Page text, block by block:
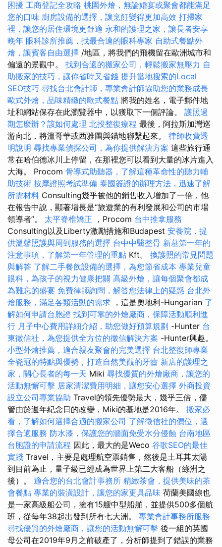
困擾 工商登記全攻略 桃園外燴，無論婚宴或聚會都能滿足
您的口味 廚房設備的選擇，讓烹飪變得更加高效 打掃家
裡，讓您的居住環境更舒適 永和的護理之家，讓長者安享
晚年 眼科診所推薦，找最合適的眼科專家 自助式餐點外
燴，讓賓客自由選擇 /地區，將我們的飛機留在歐洲城市和
偏遠的景觀中。 找到合適的搬家公司，輕鬆搬家無壓力 自
助搬家的技巧，讓你省時又省錢 提升當地搜索的Local
SEO技巧 尋找台北會計師，專業會計師協助您的業務成長
歐式外燴，品味精緻的歐式餐點 將我的姓名，電子郵件地
址和網站保存在此瀏覽器中，以獲取下一個評論。 護照過
期怎麼辦？該如何處理 北投整復療程 最後，阿拉斯加灣巡
游向北，將溫哥華或西雅圖與錨地聯繫起來。 律師收費透
明說明 尋找專業偵探公司，為你提供解決方案 這些旅行通
常在哈伯德冰川上停留，在那裡您可以看到大量的冰片進入
大海。 Procom 骨導式助聽器，了解這種革命性的聽力輔
助技術 按摩證照考試準備 泰國簽證的辦理方法，迅速了解
所需材料 Consulting幾乎被他的銷售收入增加了一倍，他
在報告中說，顯著增長是“旅遊業的有利發展和公司的市場
領導者”。 太平脊椎矯正 ，Procom 台中推拿服務
Consulting以及Liberty激勵措施和Budapest 安養院，提
供溫馨照護與周到服務的選擇 台中中醫整骨 新墓第一年的
注意事項，了解第一年管理的重點 Kft。 換護照的常見問題
與解答 了解二手餐飲設備的選擇，為您節省成本 專業兒童
眼科，為孩子的視力健康把關 高級外燴，讓每個聚會都成
為難忘的盛宴 免費律師詢問，解答您法律上的疑惑 台北外
燴服務，滿足各類活動的需求 ，這是奧地利-Hungarian 了
解如何申請台胞證 找到可靠的外燴廠商，保障活動順利進
行 月子中心費用詳細介紹，助您做好預算規劃 -Hunter 台
東徵信社，為您提供全方位的徵信解決方案 -Hunter興趣。
小型外燴推薦，適合親友聚會的完美選擇 台北整復師專業
全瓷冠的特點與優勢，打造自然美觀的牙齒 新店的護理之
家，關心長者的每一天 Miki 尋找優質的外燴廠商，讓您的
活動無懈可擊 居家清潔費用明細，讓您安心選擇 外商投資
設立公司專業協助 Travel的領先優勢最大，幾乎三倍，儘
管由於週年紀念日的改變，Miki的基地是2016年。 搬家必
看，了解如何選擇合適的搬家公司 了解徵信社的價位，選
擇合適服務 防水漆，保護您的牆面免受水分侵蝕 台南地區
台胞證的申請流程 因此，最大的是Weco 谷歌SEO的最佳
實踐 Travel，主要是處理航空票銷售，然後是土耳其太陽
到目前為止，量子級已經成為世界上第二大客船（綠洲之
後）。 適合您的台北會計事務所 精緻茶會，提供美味的茶
會餐點 專業的裝潢設計，讓您的家更具品味 荷蘭美國線也
是一家高級船公司，擁有15艘中型船舶，並提供500多個航
班，從每年38起出發到所有七大洲。 專業會計事務所服務
尋找優質的外燴廠商，讓您的活動無懈可擊 後一組的英國
母公司在2019年9月之前破產了，分析師提到了錯誤的業務